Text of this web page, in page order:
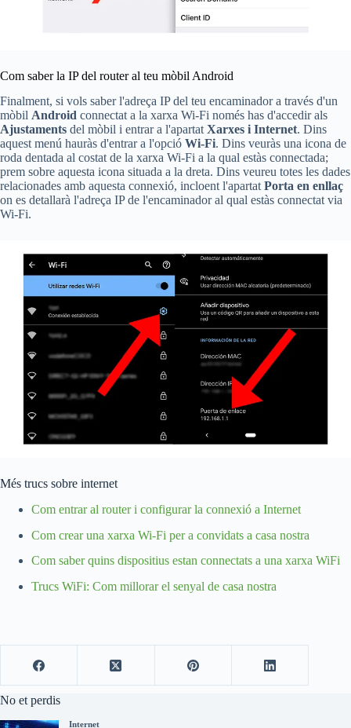
Com saber la IP del router al teu mòbil Android
Finalment, si vols saber l'adreça IP del teu encaminador a través d'un
mòbil Android connectat a la xarxa Wi-Fi només has d'accedir als
Ajustaments del mòbil i entrar a l'apartatXarxes i Internet. Dins
aquest menú hauràs d'entrar a l'opció Wi-Fi. Dins veuràs una icona de
roda dentada al costat de la xarxa Wi-Fi a la qual estàs connectada;
prem sobre aquesta icona situada a la dreta. Dins veureu totes les dades
relacionades amb aquesta connexió, incloent l'apartatPorta en enllaç
on es detallarà l'adreça IP de l'encaminador al qual estàs connectat via
Wi-Fi.
Més trucs sobre internet
Com entrar al router i configurar la connexió a Internet
Com crear una xarxa Wi-Fi per a convidats a casa nostra
Com saber quins dispositius estan connectats a una xarxa WiFi
Trucs WiFi: Com millorar el senyal de casa nostra
No et perdis